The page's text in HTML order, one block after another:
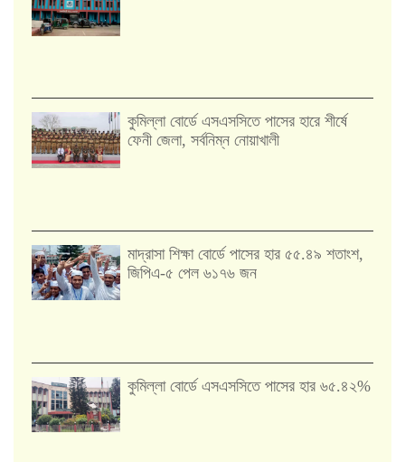
কুমিল্লা বোর্ডে এসএসসিতে পাসের হারে শীর্ষে
ফেনী জেলা, সর্বনিম্ন নোয়াখালী
মাদ্রাসা শিক্ষা বোর্ডে পাসের হার ৫৫.৪৯ শতাংশ,
জিপিএ-৫ পেল ৬১৭৬ জন
কুমিল্লা বোর্ডে এসএসসিতে পাসের হার ৬৫.৪২%